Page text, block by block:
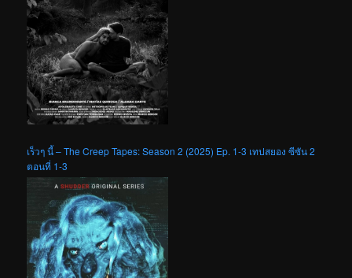
เร็วๆ นี้ – The Creep Tapes: Season 2 (2025) Ep. 1-3 เทปสยอง ซีซัน 2
ตอนที่ 1-3